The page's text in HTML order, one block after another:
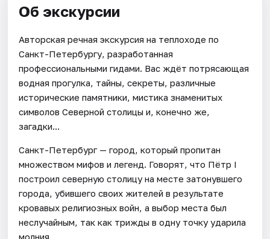
Об экскурсии
Авторская речная экскурсия на теплоходе по
Санкт-Петербургу, разработанная
профессиональными гидами. Вас ждёт потрясающая
водная прогулка, тайны, секреты, различные
исторические памятники, мистика знаменитых
символов Северной столицы и, конечно же,
загадки...
Санкт-Петербург — город, который пропитан
множеством мифов и легенд. Говорят, что Пётр I
построил северную столицу на месте затонувшего
города, убившего своих жителей в результате
кровавых религиозных войн, а выбор места был
неслучайным, так как трижды в одну точку ударила
молния.